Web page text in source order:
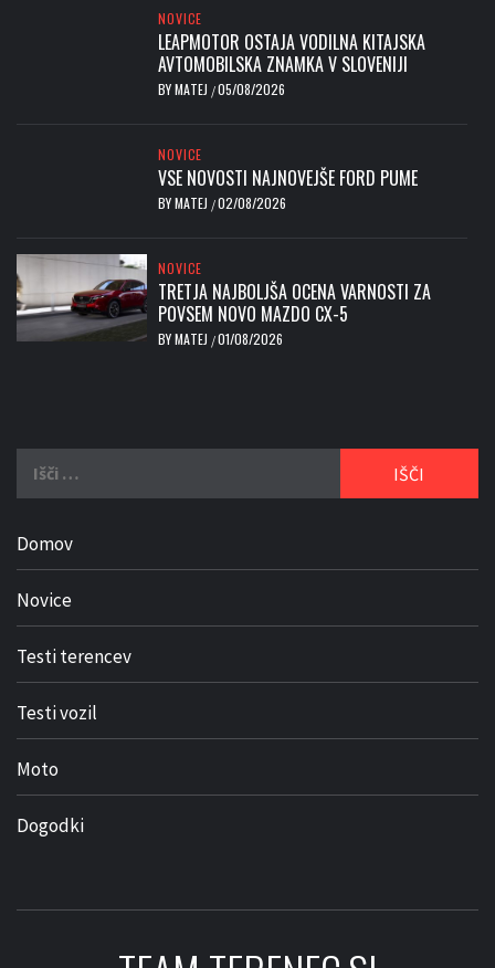
NOVICE
LEAPMOTOR OSTAJA VODILNA KITAJSKA
AVTOMOBILSKA ZNAMKA V SLOVENIJI
BYMATEJ /05/08/2026
NOVICE
VSE NOVOSTI NAJNOVEJŠE FORD PUME
BYMATEJ /02/08/2026
NOVICE
TRETJA NAJBOLJŠA OCENA VARNOSTI ZA
POVSEM NOVO MAZDO CX-5
BYMATEJ /01/08/2026
Išči:
Domov
Novice
Testi terencev
Testi vozil
Moto
Dogodki